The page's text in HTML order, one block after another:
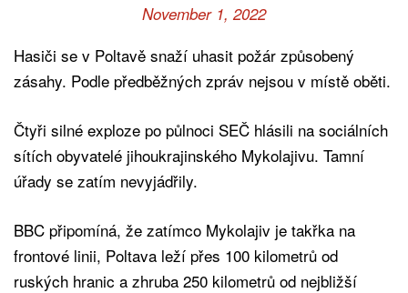
November 1, 2022
Hasiči se v Poltavě snaží uhasit požár způsobený
zásahy. Podle předběžných zpráv nejsou v místě oběti.
Čtyři silné exploze po půlnoci SEČ hlásili na sociálních
sítích obyvatelé jihoukrajinského Mykolajivu. Tamní
úřady se zatím nevyjádřily.
BBC připomíná, že zatímco Mykolajiv je takřka na
frontové linii, Poltava leží přes 100 kilometrů od
ruských hranic a zhruba 250 kilometrů od nejbližší